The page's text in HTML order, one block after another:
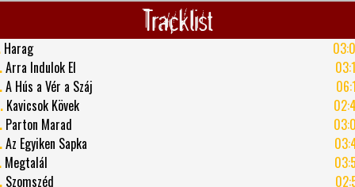
Tracklist
Harag
Arra Indulok El
A Hús a Vér a Száj
Kavicsok Kövek
Parton Marad
Az Egyiken Sapka
Megtalál
Szomszéd